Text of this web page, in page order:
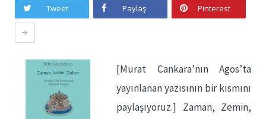
Tweet Paylaş Pinterest
+
[Murat Cankara’nın Agos’ta
yayınlanan yazısının bir kısmını
paylaşıyoruz.] Zaman, Zemin,